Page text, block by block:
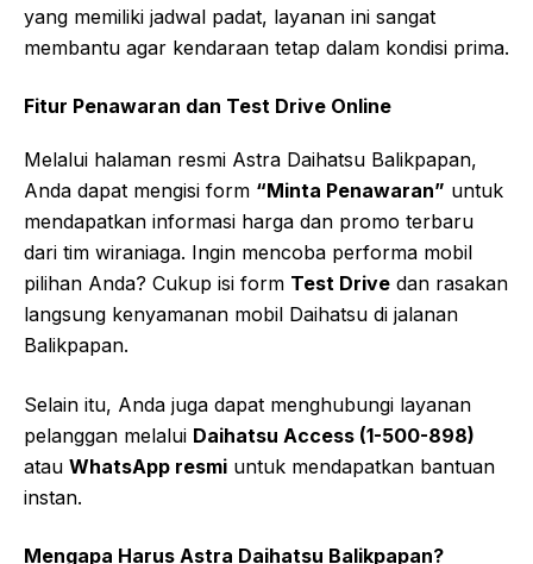
yang memiliki jadwal padat, layanan ini sangat
membantu agar kendaraan tetap dalam kondisi prima.
Fitur Penawaran dan Test Drive Online
Melalui halaman resmi Astra Daihatsu Balikpapan,
Anda dapat mengisi form “Minta Penawaran” untuk
mendapatkan informasi harga dan promo terbaru
dari tim wiraniaga. Ingin mencoba performa mobil
pilihan Anda? Cukup isi form Test Drive dan rasakan
langsung kenyamanan mobil Daihatsu di jalanan
Balikpapan.
Selain itu, Anda juga dapat menghubungi layanan
pelanggan melalui Daihatsu Access (1-500-898)
atau WhatsApp resmi untuk mendapatkan bantuan
instan.
Mengapa Harus Astra Daihatsu Balikpapan?